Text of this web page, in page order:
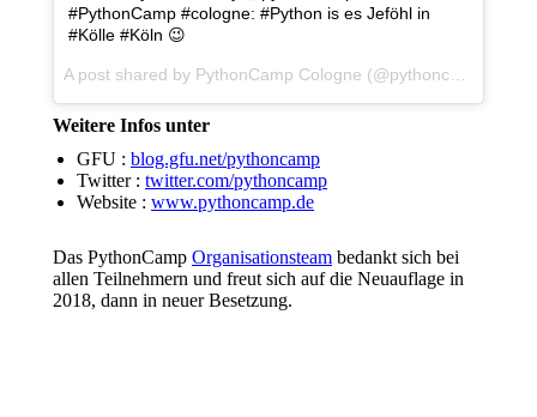
#PythonCamp #cologne: #Python is es Jeföhl in
#Kölle #Köln 😉
A post shared by PythonCamp Cologne (@pythoncamp) on
Weitere Infos unter
GFU : blog.gfu.net/pythoncamp
Twitter : twitter.com/pythoncamp
Website : www.pythoncamp.de
Das PythonCamp Organisationsteam bedankt sich bei
allen Teilnehmern und freut sich auf die Neuauflage in
2018, dann in neuer Besetzung.